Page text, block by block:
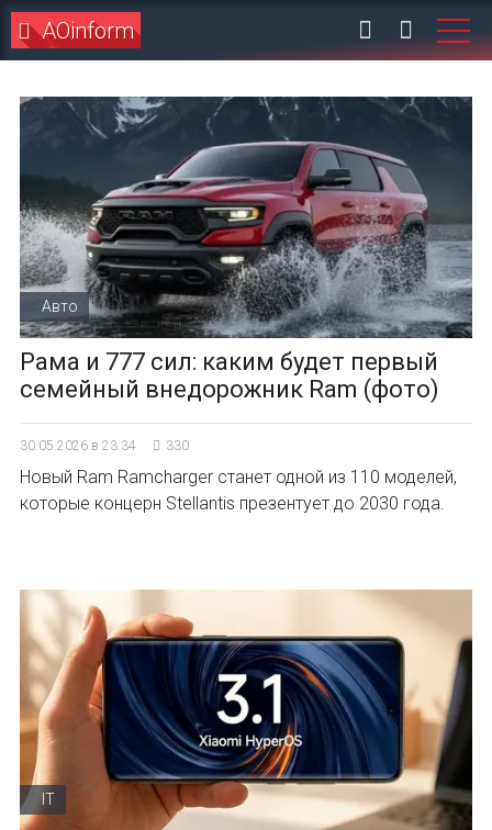
AOinform
Авто
Рама и 777 сил: каким будет первый
семейный внедорожник Ram (фото)
30.05.2026 в 23:34 330
Новый Ram Ramcharger станет одной из 110 моделей,
которые концерн Stellantis презентует до 2030 года.
IT